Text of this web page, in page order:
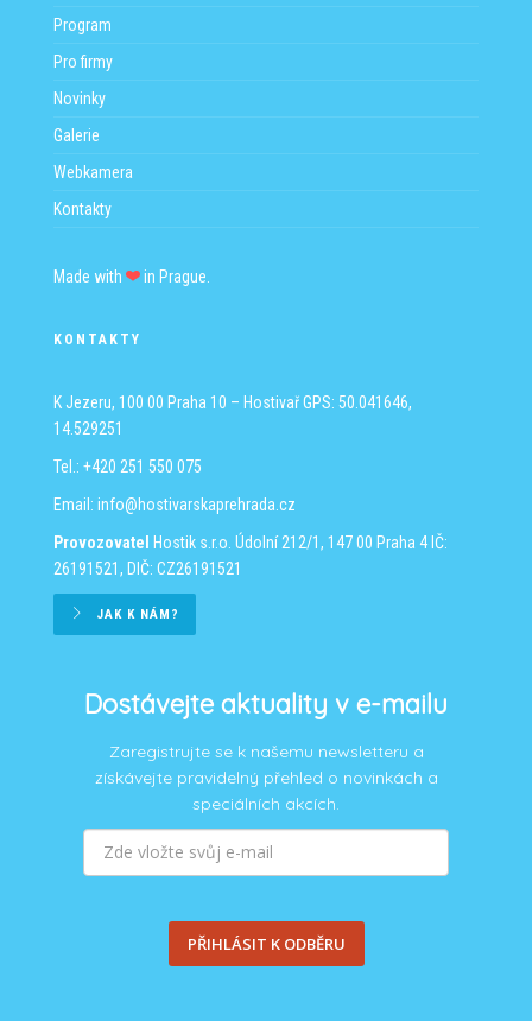
Program
Pro firmy
Novinky
Galerie
Webkamera
Kontakty
Made with in Prague.
KONTAKTY
K Jezeru, 100 00 Praha 10 – HostivařGPS: 50.041646,
14.529251
Tel.: +420 251 550 075
Email: info@hostivarskaprehrada.cz
Provozovatel
Hostik s.r.o. Údolní 212/1, 147 00 Praha 4 IČ:
26191521, DIČ: CZ26191521
JAK K NÁM?
Dostávejte aktuality v e-mailu
Zaregistrujte se k našemu newsletteru a
získávejte pravidelný přehled o novinkách a
speciálních akcích.
PŘIHLÁSIT K ODBĚRU